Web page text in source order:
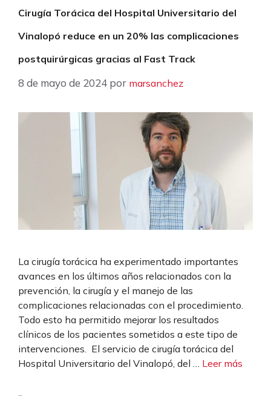
Cirugía Torácica del Hospital Universitario del
Vinalopó reduce en un 20% las complicaciones
postquirúrgicas gracias al Fast Track
8 de mayo de 2024 por marsanchez
La cirugía torácica ha experimentado importantes
avances en los últimos años relacionados con la
prevención, la cirugía y el manejo de las
complicaciones relacionadas con el procedimiento.
Todo esto ha permitido mejorar los resultados
clínicos de los pacientes sometidos a este tipo de
intervenciones. El servicio de cirugía torácica del
Hospital Universitario del Vinalopó, del … Leer más